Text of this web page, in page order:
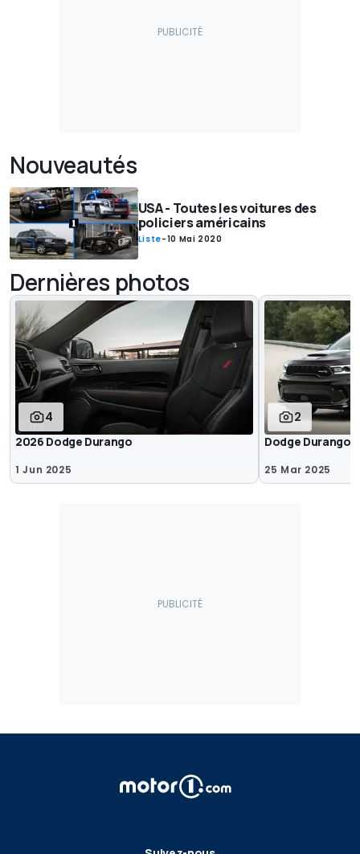
Nouveautés
USA - Toutes les voitures des
policiers américains
Liste-10 Mai 2020
Dernières photos
4
2026 Dodge Durango
1 Jun 2025
2
Dodge Durango
25 Mar 2025